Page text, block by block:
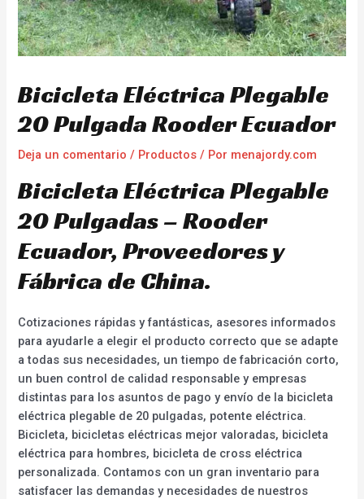
Bicicleta Eléctrica Plegable
20 Pulgada Rooder Ecuador
Deja un comentario / Productos / Por menajordy.com
Bicicleta Eléctrica Plegable
20 Pulgadas – Rooder
Ecuador, Proveedores y
Fábrica de China.
Cotizaciones rápidas y fantásticas, asesores informados
para ayudarle a elegir el producto correcto que se adapte
a todas sus necesidades, un tiempo de fabricación corto,
un buen control de calidad responsable y empresas
distintas para los asuntos de pago y envío de la bicicleta
eléctrica plegable de 20 pulgadas, potente eléctrica.
Bicicleta, bicicletas eléctricas mejor valoradas, bicicleta
eléctrica para hombres, bicicleta de cross eléctrica
personalizada. Contamos con un gran inventario para
satisfacer las demandas y necesidades de nuestros